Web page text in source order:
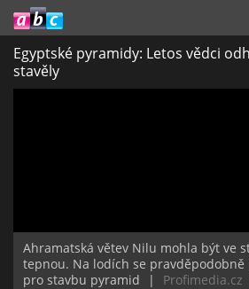
Egyptské pyramidy: Letos vědci
stavěly
Ahramatská větev Nilu mohla být ve
tepnou. Na lodích se pravděpodobně
pro stavbu pyramid
| Profimedia.cz